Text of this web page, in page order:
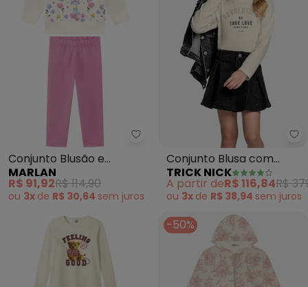
Marlan - Conjunto Blusão e
Conjunto Blusão e
Legging (Bege)
MARLAN
R$ 91,92R$ 114,90
ou 3x de R$ 30,64 sem juros
Conjunto Blusa com
Shorts Saia Jeans (Bege)
TRICK NICK
A partir deR$ 116,84R$
ou 3x de R$ 38,94 sem juros
-50%